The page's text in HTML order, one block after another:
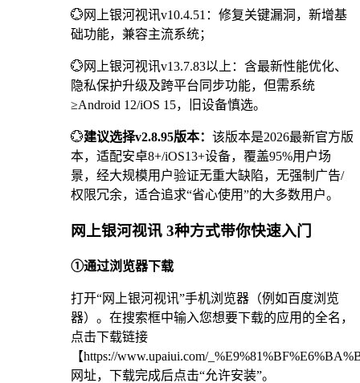
💮网上银河视讯v10.4.51：修复关键漏洞，新增基
础功能，兼容主流系统；
💮网上银河视讯v13.7.83以上：含最新性能优化、
隐私保护升级及跨平台同步功能，但需系统
≥Android 12/iOS 15，旧设备慎选。
💮建议选择v2.8.95版本： 该版本是2026最新官方版
本，适配安卓8+/iOS13+设备，覆盖95%用户场
景，经大规模用户验证无重大缺陷，无强制广告/
权限冗余，适合追求“省心使用”的大多数用户。
网上银河视讯 3种方式带你快速入门
①通过浏览器下载
打开“网上银河视讯”手机浏览器（例如百度浏览
器）。在搜索框中输入您想要下载的应用的全名，
点击下载链接
【https://www.upaiui.com/
网址，下载完成后点击“允许安装”。